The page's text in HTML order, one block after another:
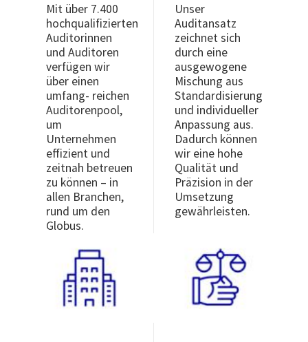
Mit über 7.400
hochqualifizierten
Auditorinnen
und Auditoren
verfügen wir
über einen
umfang- reichen
Auditorenpool,
um
Unternehmen
effizient und
zeitnah betreuen
zu können – in
allen Branchen,
rund um den
Globus.
Unser
Auditansatz
zeichnet sich
durch eine
ausgewogene
Mischung aus
Standardisierung
und individueller
Anpassung aus.
Dadurch können
wir eine hohe
Qualität und
Präzision in der
Umsetzung
gewährleisten.